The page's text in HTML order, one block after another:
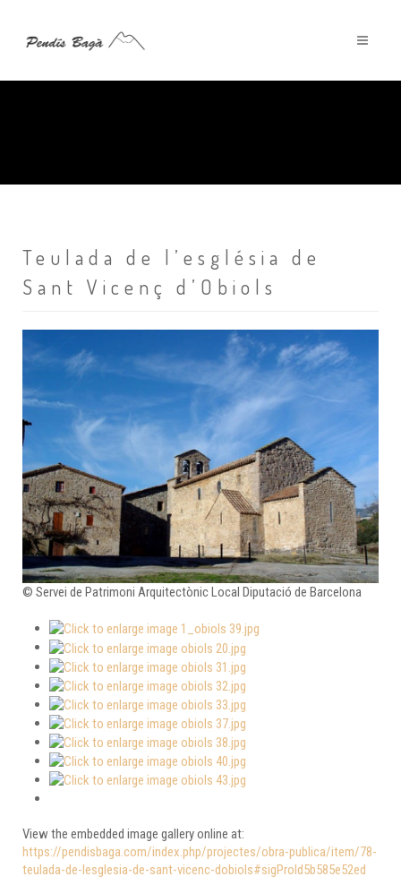
Teulada de l’església de
Sant Vicenç d’Obiols
© Servei de Patrimoni Arquitectònic Local Diputació de Barcelona
View the embedded image gallery online at:
https://pendisbaga.com/index.php/projectes/obra-publica/item/78-
teulada-de-lesglesia-de-sant-vicenc-dobiols#sigProId5b585e52ed